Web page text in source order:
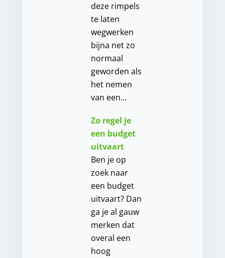
deze rimpels
te laten
wegwerken
bijna net zo
normaal
geworden als
het nemen
van een…
Zo regel je
een budget
uitvaart
Ben je op
zoek naar
een budget
uitvaart? Dan
ga je al gauw
merken dat
overal een
hoog